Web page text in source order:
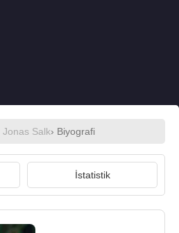
Jonas Salk› Biyografi
İstatistik